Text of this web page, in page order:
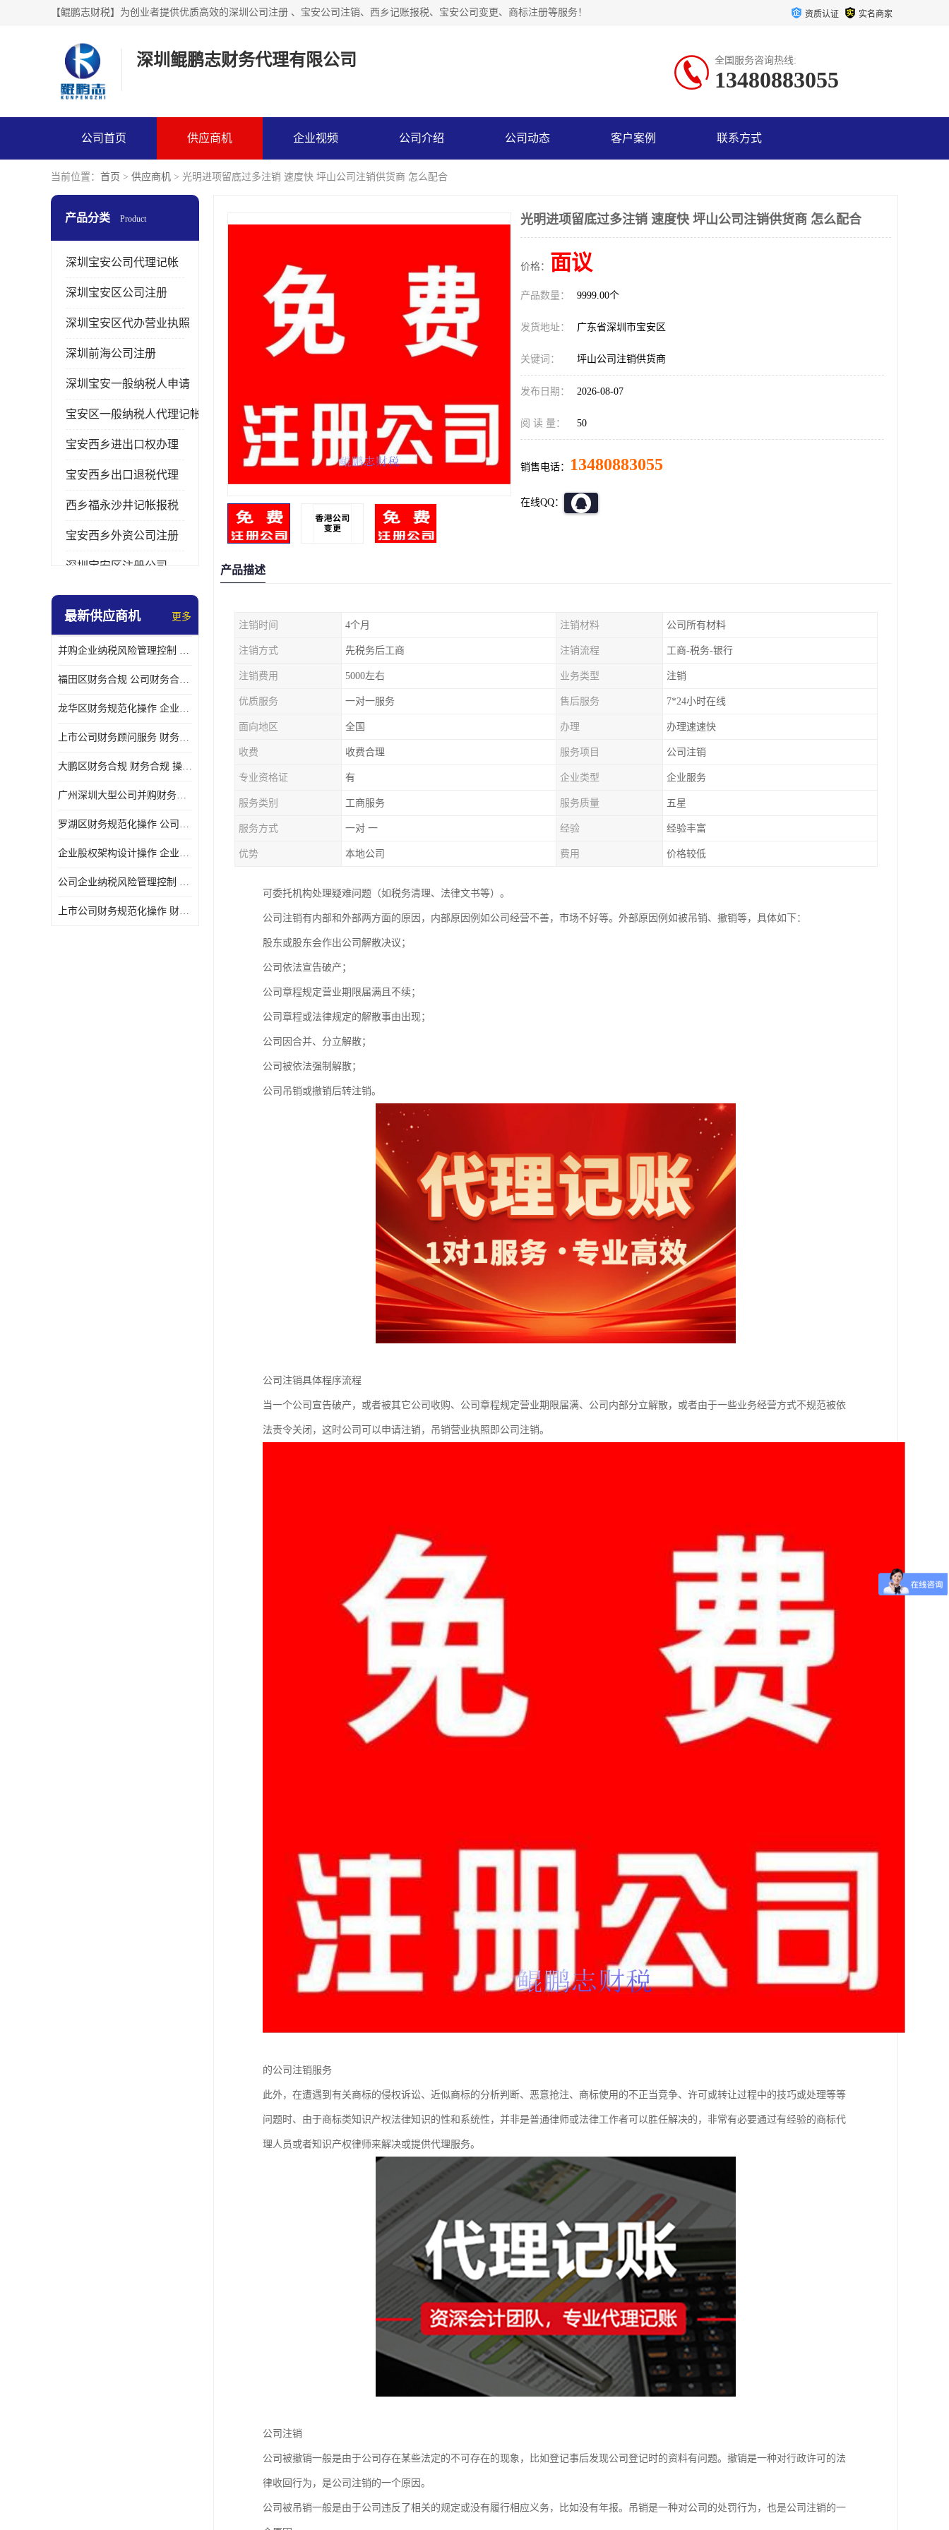
【鲲鹏志财税】为创业者提供优质高效的深圳公司注册 、宝安公司注销、西乡记账报税、宝安公司变更、商标注册等服务！ 资质认证 实名商家
深圳鲲鹏志财务代理有限公司 全国服务咨询热线:
13480883055
公司首页 供应商机 企业视频 公司介绍 公司动态 客户案例 联系方式
当前位置： 首页 > 供应商机 > 光明进项留底过多注销 速度快 坪山公司注销供货商 怎么配合
产品分类 Product
深圳宝安公司代理记帐
深圳宝安区公司注册
深圳宝安区代办营业执照
深圳前海公司注册
深圳宝安一般纳税人申请
宝安区一般纳税人代理记帐
宝安西乡进出口权办理
宝安西乡出口退税代理
西乡福永沙井记帐报税
宝安西乡外资公司注册
深圳宝安区注册公司
宝安西乡办理营业执照
宝安西乡代理记帐
注册公司
最新供应商机 更多
并购企业纳税风险管理控制 企业纳税风险管理控制 如何操作
福田区财务合规 公司财务合规 如何处理实现税务*风险
龙华区财务规范化操作 企业纳税风险管理控制 操作起来简单易行
上市公司财务顾问服务 财务合规 如何才能达到目标
大鹏区财务合规 财务合规 操作起来简单易行
广州深圳大型公司并购财务顾问 财务规范化操作 办理要多长时间
罗湖区财务规范化操作 公司财务合规 盛莱企管
企业股权架构设计操作 企业纳税风险管理控制 怎样操作税务合规
公司企业纳税风险管理控制 财务顾问 操作起来简单易行
上市公司财务规范化操作 财务规范化操作 如何操作
光明进项留底过多注销 速度快 坪山公司注销供货商 怎么配合
价格： 面议
产品数量： 9999.00个
发货地址： 广东省深圳市宝安区
关键词： 坪山公司注销供货商
发布日期： 2026-08-07
阅 读 量： 50
销售电话： 13480883055
在线QQ：
产品描述
注销时间 4个月 注销材料 公司所有材料
注销方式 先税务后工商 注销流程 工商-税务-银行
注销费用 5000左右 业务类型 注销
优质服务 一对一服务 售后服务 7*24小时在线
面向地区 全国 办理 办理速速快
收费 收费合理 服务项目 公司注销
专业资格证 有 企业类型 企业服务
服务类别 工商服务 服务质量 五星
服务方式 一对 一 经验 经验丰富
优势 本地公司 费用 价格较低
可委托机构处理疑难问题（如税务清理、法律文书等）。
公司注销有内部和外部两方面的原因，内部原因例如公司经营不善，市场不好等。外部原因例如被吊销、撤销等，具体如下：
股东或股东会作出公司解散决议；
公司依法宣告破产；
公司章程规定营业期限届满且不续；
公司章程或法律规定的解散事由出现；
公司因合并、分立解散；
公司被依法强制解散；
公司吊销或撤销后转注销。
公司注销具体程序流程
当一个公司宣告破产，或者被其它公司收购、公司章程规定营业期限届满、公司内部分立解散，或者由于一些业务经营方式不规范被依
法责令关闭，这时公司可以申请注销，吊销营业执照即公司注销。
的公司注销服务
此外，在遭遇到有关商标的侵权诉讼、近似商标的分析判断、恶意抢注、商标使用的不正当竞争、许可或转让过程中的技巧或处理等等
问题时、由于商标类知识产权法律知识的性和系统性，并非是普通律师或法律工作者可以胜任解决的，非常有必要通过有经验的商标代
理人员或者知识产权律师来解决或提供代理服务。
公司注销
公司被撤销一般是由于公司存在某些法定的不可存在的现象，比如登记事后发现公司登记时的资料有问题。撤销是一种对行政许可的法
律收回行为，是公司注销的一个原因。
公司被吊销一般是由于公司违反了相关的规定或没有履行相应义务，比如没有年报。吊销是一种对公司的处罚行为，也是公司注销的一